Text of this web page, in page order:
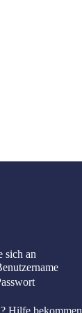
sich an
Hilfe bekommen